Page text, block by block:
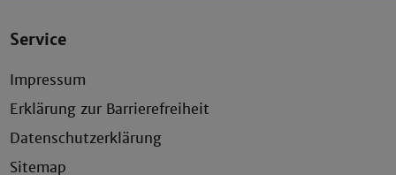
Service
Impressum
Erklärung zur Barrierefreiheit
Datenschutzerklärung
Sitemap